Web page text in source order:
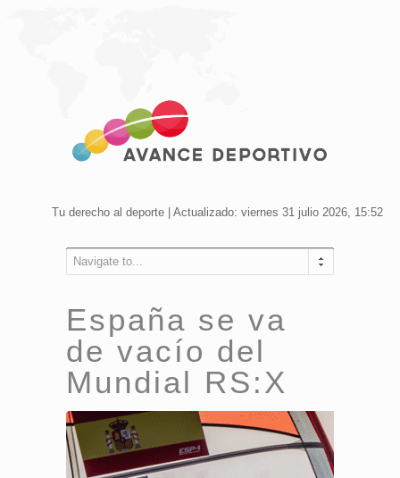
Tu derecho al deporte | Actualizado: viernes 31 julio 2026, 15:52
Navigate to...
España se va
de vacío del
Mundial RS:X